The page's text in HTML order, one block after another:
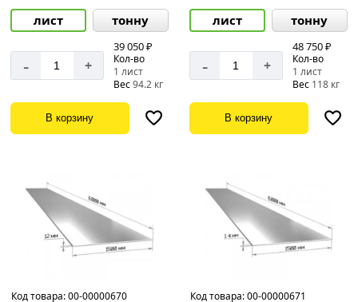
лист тонну
- +
39 050 ₽
Кол-во
1 лист
Вес94.2 кг
В корзину
лист тонну
- +
48 750 ₽
Кол-во
1 лист
Вес 118 кг
В корзину
Код товара:00-00000670 Код товара:00-00000671